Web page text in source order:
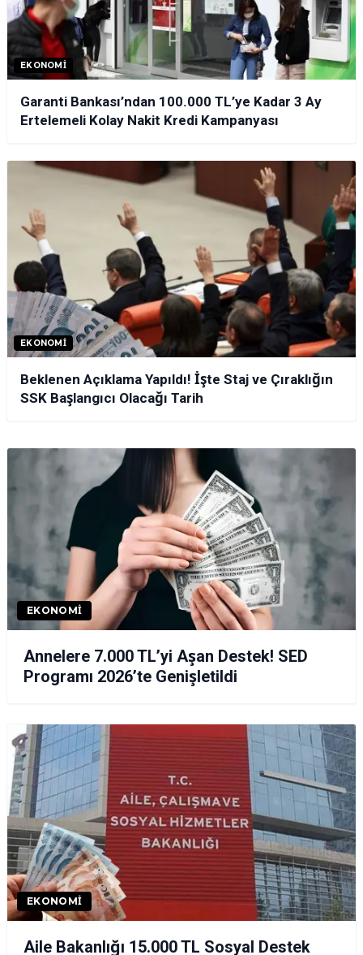
EKONOMI
Garanti Bankası’ndan 100.000 TL’ye Kadar 3 Ay
Ertelemeli Kolay Nakit Kredi Kampanyası
EKONOMI
Beklenen Açıklama Yapıldı! İşte Staj ve Çıraklığın
SSK Başlangıcı Olacağı Tarih
EKONOMI
Annelere 7.000 TL’yi Aşan Destek! SED
Programı 2026’te Genişletildi
EKONOMI
Aile Bakanlığı 15.000 TL Sosyal Destek